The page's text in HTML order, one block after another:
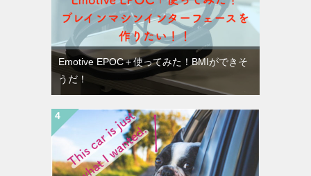
Emotive EPOC＋使ってみた！BMIができそ
うだ！